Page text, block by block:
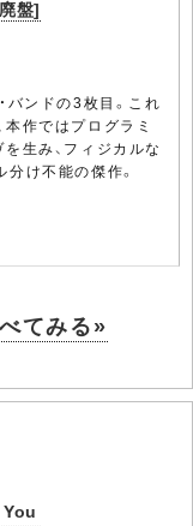
盤]
バンドの3枚目。これ
作ではプログラミ
生み、フィジカルな
け不能の傑作。
べてみる»